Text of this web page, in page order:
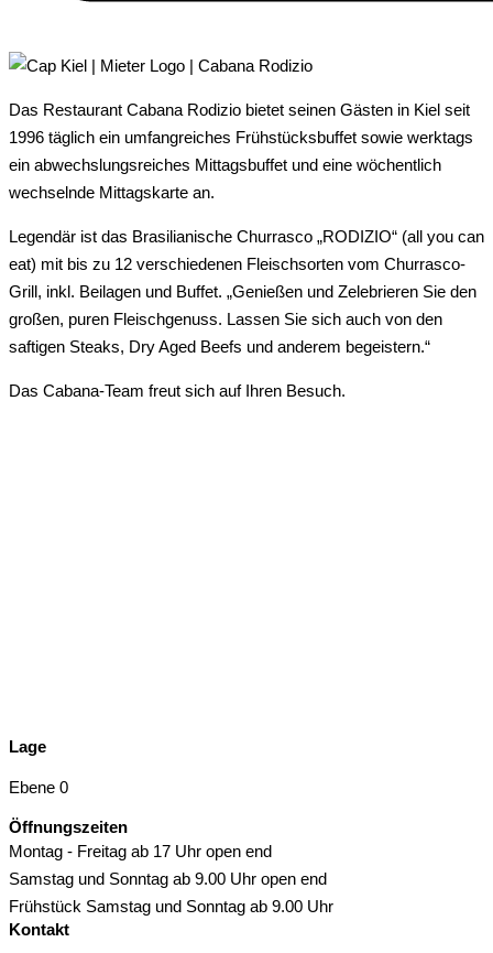
Das Restaurant Cabana Rodizio bietet seinen Gästen in Kiel seit
1996 täglich ein umfangreiches Frühstücksbuffet sowie werktags
ein abwechslungsreiches Mittagsbuffet und eine wöchentlich
wechselnde Mittagskarte an.
Legendär ist das Brasilianische Churrasco „RODIZIO“ (all you can
eat) mit bis zu 12 verschiedenen Fleischsorten vom Churrasco-
Grill, inkl. Beilagen und Buffet. „Genießen und Zelebrieren Sie den
großen, puren Fleischgenuss. Lassen Sie sich auch von den
saftigen Steaks, Dry Aged Beefs und anderem begeistern.“
Das Cabana-Team freut sich auf Ihren Besuch.
Lage
Ebene 0
Öffnungszeiten
Montag - Freitag ab 17 Uhr open end
Samstag und Sonntag ab 9.00 Uhr open end
Frühstück Samstag und Sonntag ab 9.00 Uhr
Kontakt